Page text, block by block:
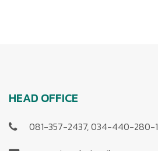
HEAD OFFICE
081-357-2437, 034-440-280-1